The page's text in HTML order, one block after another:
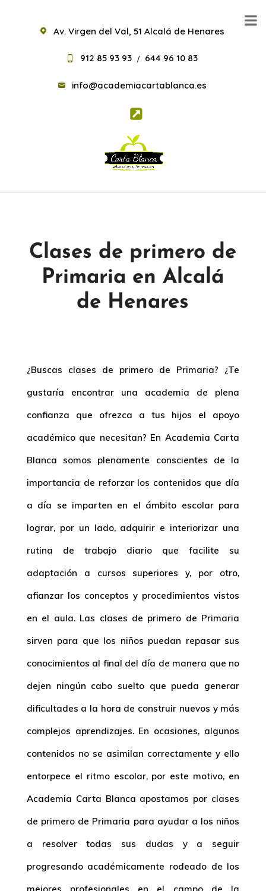
Av. Virgen del Val, 51 Alcalá de Henares
912 85 93 93 / 644 96 10 83
info@academiacartablanca.es
Clases de primero de
Primaria en Alcalá
de Henares
¿Buscas clases de primero de Primaria? ¿Te
gustaría encontrar una academia de plena
confianza que ofrezca a tus hijos el apoyo
académico que necesitan? En Academia Carta
Blanca somos plenamente conscientes de la
importancia de reforzar los contenidos que día
a día se imparten en el ámbito escolar para
lograr, por un lado, adquirir e interiorizar una
rutina de trabajo diario que facilite su
adaptación a cursos superiores y, por otro,
afianzar los conceptos y procedimientos vistos
en el aula. Las clases de primero de Primaria
sirven para que los niños puedan repasar sus
conocimientos al final del día de manera que no
dejen ningún cabo suelto que pueda generar
dificultades a la hora de construir nuevos y más
complejos aprendizajes. En ocasiones, algunos
contenidos no se asimilan correctamente y ello
entorpece el ritmo escolar, por este motivo, en
Academia Carta Blanca apostamos por clases
de primero de Primaria para ayudar a los niños
a resolver todas sus dudas y a seguir
progresando académicamente rodeado de los